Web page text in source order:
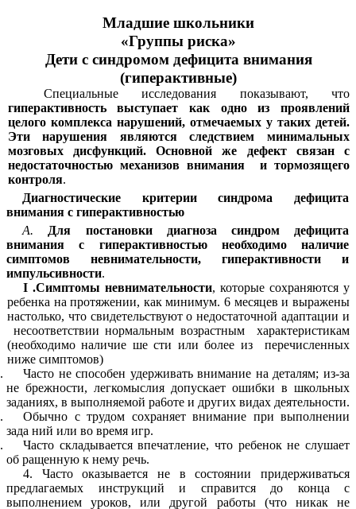
Младшие школьники
«Группы риска»
Дети с синдромом дефицита внимания
(гиперактивные)
Специальные исследования показывают, что
гиперактивность выступает как одно из проявлений
целого комплекса нарушений, отмечаемых у таких детей.
Эти нарушения являются следствием минимальных
мозговых дисфункций. Основной же дефект связан с
недостаточностью механизов внимания и тормозящего
контроля.
Диагностические критерии синдрома дефицита
внимания с гиперактивностью
А. Для постановки диагноза синдром дефицита
внимания с гиперактивностью необходимо наличие
симптомов невнимательности, гиперактивности и
импульсивности.
I .Симптомы невнимательности, которые сохраняются у
ребенка на протяжении, как минимум. 6 месяцев и выражены
настолько, что свидетельствуют о недостаточной адаптации и
несоответствии нормальным возрастным характеристикам
(необходимо наличие ше сти или более из
перечисленных
ниже симптомов)
Часто не способен удерживать внимание на деталям; из-за
не брежности, легкомыслия допускает ошибки в школьных
заданиях, в выполняемой pa6oтe и других видах деятельности.
Обычно с трудом сохраняет внимание при выполнении
зада ний или во время игр.
Часто складывается впечатление, что ребенок не слушает
об ращенную к нему речь.
4. Часто оказывается не в состоянии придерживаться
предлагаемых инструкций и справится до конца с
выполнением уроков, или другой работы (что никак не